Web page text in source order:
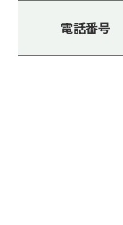
電話番号